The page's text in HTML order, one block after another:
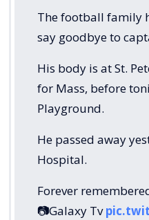
The football family
say goodbye to
His body is at St.
for Mass, before
Playground.
He passed away
Hospital.
Forever
📷Galaxy Tv